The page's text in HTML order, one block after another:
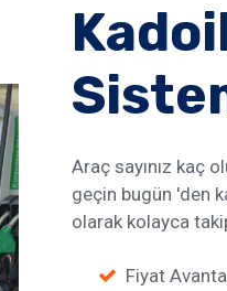
Araç sayınız kaç
geçin bugün 'den
olarak kolayca
Fiyat